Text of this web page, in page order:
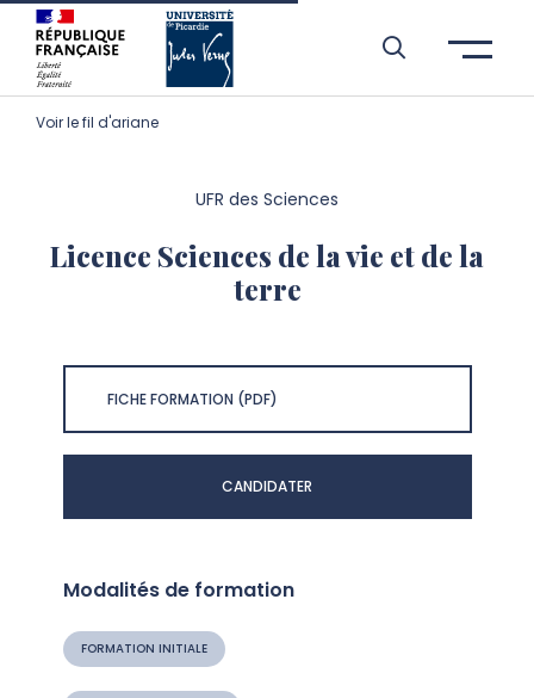
Aller à l’entête de page
Aller au menu principale
Aller au contenu principal
Aller à la recherche
Passer aux cookies
Aller au pied de page
Voir le fil d'ariane
UFR des Sciences
Licence Sciences de la vie et de la
terre
FICHE FORMATION (PDF)
CANDIDATER
Modalités de formation
FORMATION INITIALE